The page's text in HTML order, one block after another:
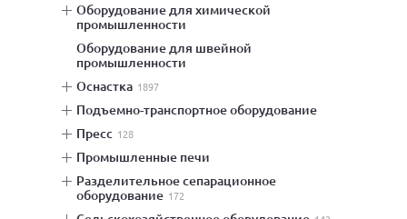
оборудование для химической
промышленности
оборудование для швейной
промышленности
оснастка 1897
подъемно-транспортное оборудование
пресс 128
промышленные печи
разделительное сепарационное
оборудование 172